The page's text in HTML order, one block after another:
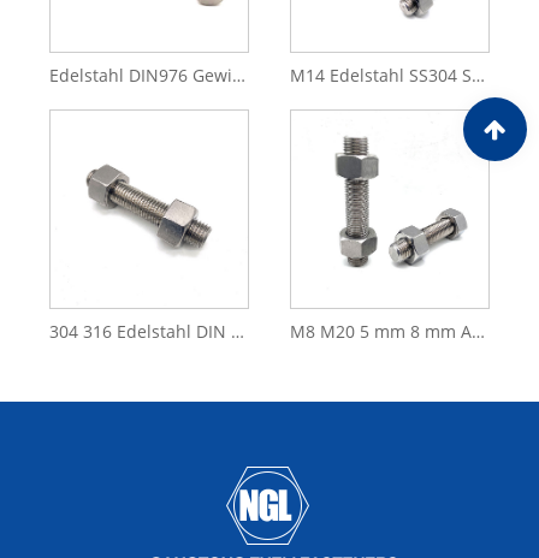
Edelstahl DIN976 Gewindestangen und Muttern Vollgewindestange M14 Edelstahl SS304 SS316 DIN976 Gewindestange
304 316 Edelstahl DIN 975 DIN976 Stehbolzen Gewindestange M8 M20 5 mm 8 mm A2 A4 Edelstahl 304 316 DIN975 DIN976 Gewindestange